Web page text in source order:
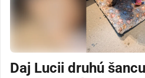
Daj Lucii druhú